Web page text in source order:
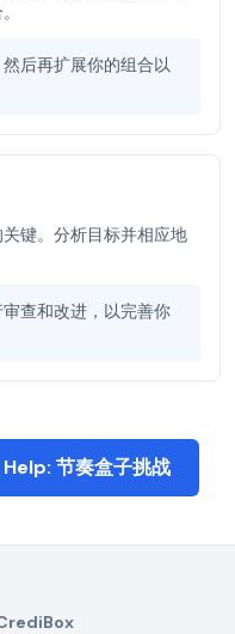
后再扩展你的组合以
键。分析目标并相应地
查和改进，以完善你
节奏盒子挑战